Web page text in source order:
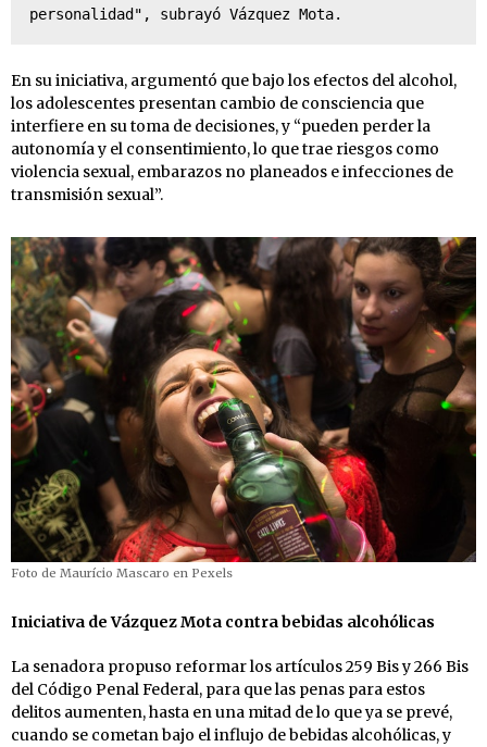
personalidad", subrayó Vázquez Mota.
En su iniciativa, argumentó que bajo los efectos del alcohol,
los adolescentes presentan cambio de consciencia que
interfiere en su toma de decisiones, y “pueden perder la
autonomía y el consentimiento, lo que trae riesgos como
violencia sexual, embarazos no planeados e infecciones de
transmisión sexual”.
Foto de Maurício Mascaro en Pexels
Iniciativa de Vázquez Mota contra bebidas alcohólicas
La senadora propuso reformar los artículos 259 Bis y 266 Bis
del Código Penal Federal, para que las penas para estos
delitos aumenten, hasta en una mitad de lo que ya se prevé,
cuando se cometan bajo el influjo de bebidas alcohólicas, y